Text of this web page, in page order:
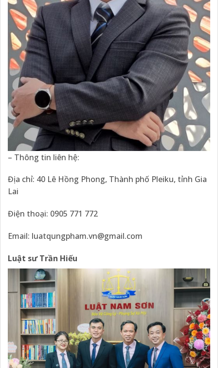
– Thông tin liên hệ:
Địa chỉ: 40 Lê Hồng Phong, Thành phố Pleiku, tỉnh Gia
Lai
Điện thoại: 0905 771 772
Email: luatqungpham.vn@gmail.com
Luật sư Trần Hiếu